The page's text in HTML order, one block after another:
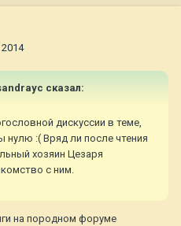
сказал:
дискуссии в теме,
нулю :( Вряд ли после чтения
хозяин Цезаря
с ним.
на породном форуме